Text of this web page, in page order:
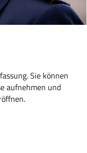
Sie können
aufnehmen und